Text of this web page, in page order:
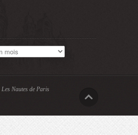
Les Nautes de Paris